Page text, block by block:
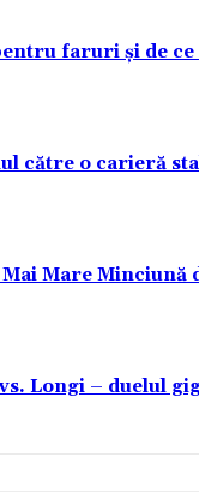
faruri și de
către o carieră
Mai Mare
Longi – duelul